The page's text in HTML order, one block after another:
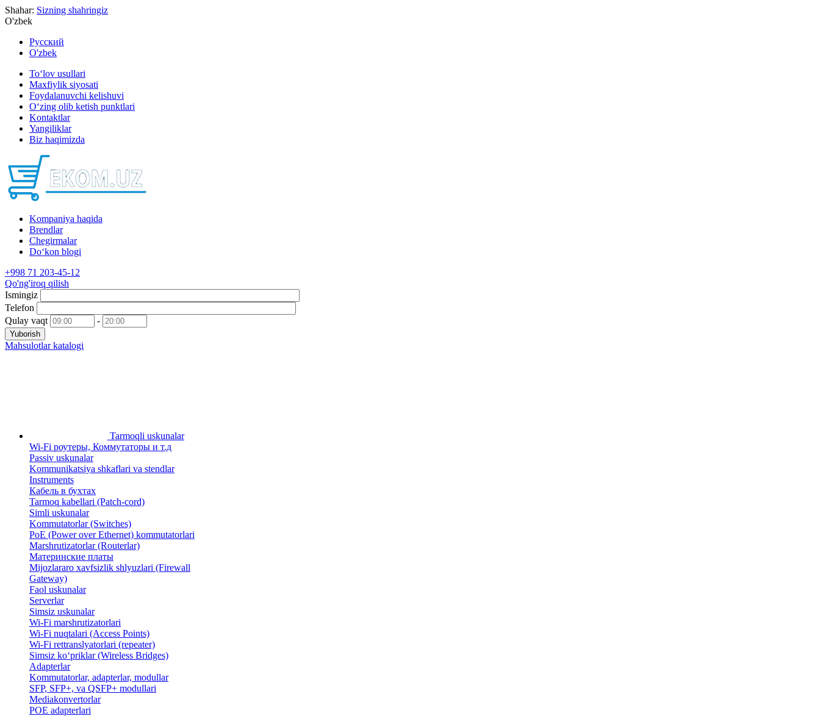
Shahar: Sizning shahringiz
O'zbek
Русский
O'zbek
To‘lov usullari
Maxfiylik siyosati
Foydalanuvchi kelishuvi
O‘zing olib ketish punktlari
Kontaktlar
Yangiliklar
Biz haqimizda
Kompaniya haqida
Brendlar
Chegirmalar
Do‘kon blogi
+998 71 203-45-12
Qo'ng'iroq qilish
Ismingiz
Telefon
Qulay vaqt
-
Yuborish
Mahsulotlar katalogi
Tarmoqli uskunalar
Wi-Fi роутеры, Коммутаторы и т.д
Passiv uskunalar
Kommunikatsiya shkaflari va stendlar
Instruments
Кабель в бухтах
Tarmoq kabellari (Patch-cord)
Simli uskunalar
Kommutatorlar (Switches)
PoE (Power over Ethernet) kommutatorlari
Marshrutizatorlar (Routerlar)
Материнские платы
Mijozlararo xavfsizlik shlyuzlari (Firewall
Gateway)
Faol uskunalar
Serverlar
Simsiz uskunalar
Wi-Fi marshrutizatorlari
Wi-Fi nuqtalari (Access Points)
Wi-Fi rettranslyatorlari (repeater)
Simsiz ko‘priklar (Wireless Bridges)
Adapterlar
Kommutatorlar, adapterlar, modullar
SFP, SFP+, va QSFP+ modullari
Mediakonvertorlar
POE adapterlari